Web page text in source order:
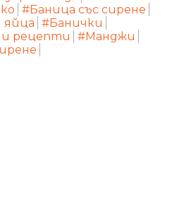
#Баница със сирене
яйца #Банички
рецепти
#Манджи